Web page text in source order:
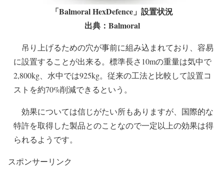
「Balmoral HexDefence」設置状況
出典：Balmoral
吊り上げるための穴が事前に組み込まれており、容易
に設置することが出来る。標準長さ10mの重量は気中で
2,800kg、水中では925kg。従来の工法と比較して設置コ
ストを約70%削減できるという。
効果については信じがたい所もありますが、国際的な
特許を取得した製品とのことなので一定以上の効果は得
られるようです。
スポンサーリンク